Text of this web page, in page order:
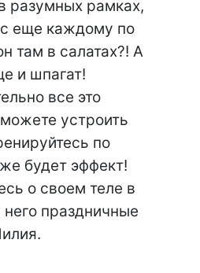
разумных рамках,
еще каждому по
там в салатах?! А
и шпагат!
все это
устроить
по
будет эффект!
о своем теле в
праздничные